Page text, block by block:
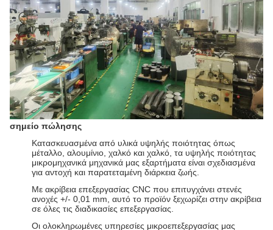
σημείο πώλησης
Κατασκευασμένα από υλικά υψηλής ποιότητας όπως
μέταλλο, αλουμίνιο, χαλκό και χαλκό, τα υψηλής ποιότητας
μικρομηχανικά μηχανικά μας εξαρτήματα είναι σχεδιασμένα
για αντοχή και παρατεταμένη διάρκεια ζωής.
Με ακρίβεια επεξεργασίας CNC που επιτυγχάνει στενές
ανοχές +/- 0,01 mm, αυτό το προϊόν ξεχωρίζει στην ακρίβεια
σε όλες τις διαδικασίες επεξεργασίας.
Οι ολοκληρωμένες υπηρεσίες μικροεπεξεργασίας μας